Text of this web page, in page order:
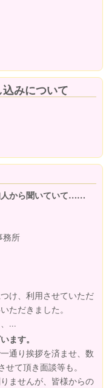
みについて
人から聞いていて……
務所
け、利用させていただ
ただきました。
...
ます。
通り挨拶を済ませ、数
て頂き面談等も。
ませんが、皆様からの